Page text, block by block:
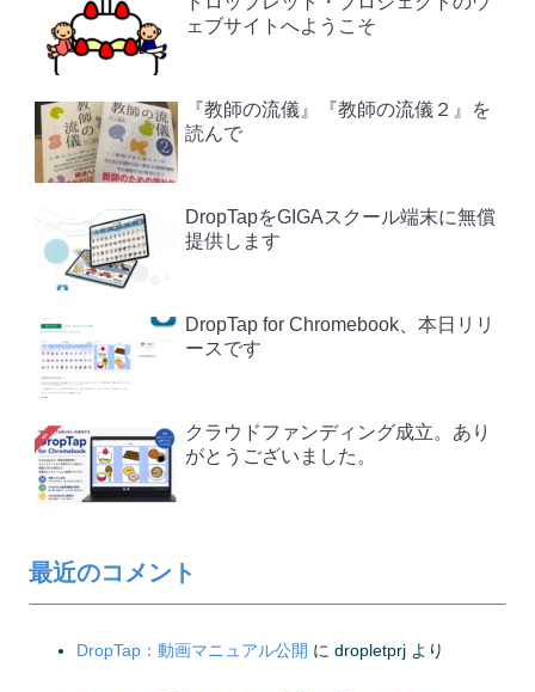
ェブサイトへようこそ
『教師の流儀』『教師の流儀２』を
読んで
DropTapをGIGAスクール端末に無償
提供します
DropTap for Chromebook、本日リリ
ースです
クラウドファンディング成立。あり
がとうございました。
最近のコメント
DropTap：動画マニュアル公開 に dropletprj より